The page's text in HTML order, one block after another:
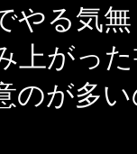
る気無
上がっ
のが多